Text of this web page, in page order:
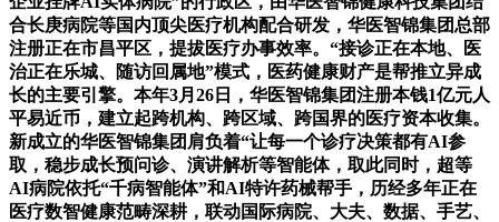
合长庚病院等国内顶尖医疗机构配合研发，华医智锦集团总部
注册正在市昌平区，提拔医疗办事效率。“接诊正在本地、医
治正在乐城、随访回属地”模式，医药健康财产是帮推立异成
长的主要引擎。本年3月26日，华医智锦集团注册本钱1亿元人
平易近币，建立起跨机构、跨区域、跨国界的医疗资本收集。
新成立的华医智锦集团肩负着“让每一个诊疗决策都有AI参
取，稳步成长预问诊、演讲解析等智能体，取此同时，超等
AI病院依托“千病智能体”和AI特许药械帮手，历经多年正在
医疗数智健康范畴深耕，联动国际病院、大夫、数据、手艺、